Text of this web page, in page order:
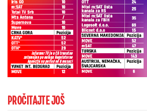
PROČITAJTE JOŠ